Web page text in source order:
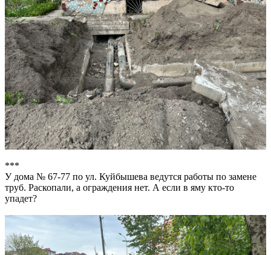
***
У дома № 67-77 по ул. Куйбышева ведутся работы по замене
труб. Раскопали, а ограждения нет. А если в яму кто-то
упадет?